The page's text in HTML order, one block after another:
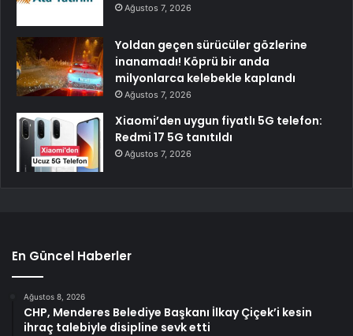
Ağustos 7, 2026
Yoldan geçen sürücüler gözlerine
inanamadı! Köprü bir anda
milyonlarca kelebekle kaplandı
Ağustos 7, 2026
Xiaomi’den uygun fiyatlı 5G telefon:
Redmi 17 5G tanıtıldı
Ağustos 7, 2026
En Güncel Haberler
Ağustos 8, 2026
CHP, Menderes Belediye Başkanı İlkay Çiçek’i kesin
ihraç talebiyle disipline sevk etti